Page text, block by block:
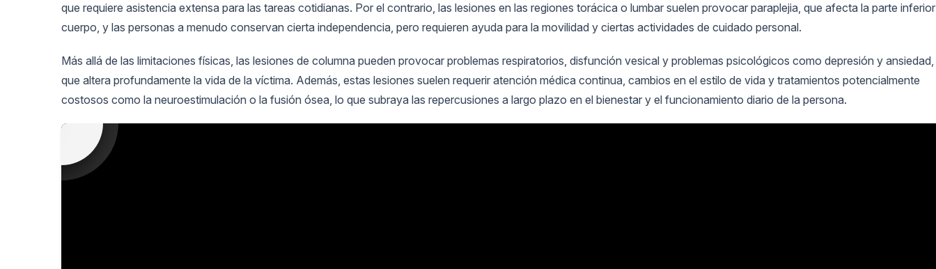
que requiere asistencia extensa para las tareas cotidianas. Por el contrario, las lesiones en las regiones torácica o lumbar suelen provocar paraplejia, que afecta la parte
cuerpo, y las personas a menudo conservan cierta independencia, pero requieren ayuda para la movilidad y ciertas actividades de cuidado personal.
Más allá de las limitaciones físicas, las lesiones de columna pueden provocar problemas respiratorios, disfunción vesical y problemas psicológicos como depresión y
que altera profundamente la vida de la víctima. Además, estas lesiones suelen requerir atención médica continua, cambios en el estilo de vida y tratamientos potencialmente
costosos como la neuroestimulación o la fusión ósea, lo que subraya las repercusiones a largo plazo en el bienestar y el funcionamiento diario de la persona.